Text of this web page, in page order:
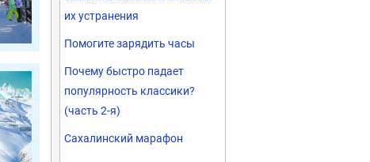
их устранения
Помогите зарядить часы
Почему быстро падает
популярность классики?
(часть 2-я)
Сахалинский марафон